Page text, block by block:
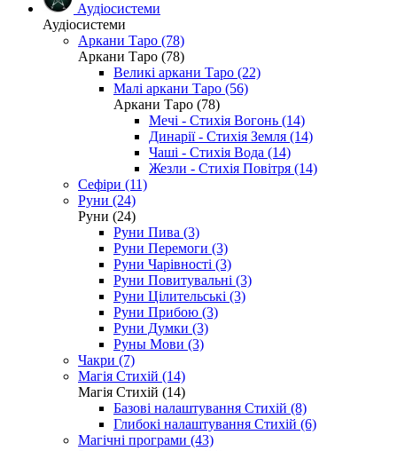
Аудіосистеми
Аудіосистеми
Аркани Таро (78)
Аркани Таро (78)
Великі аркани Таро (22)
Малі аркани Таро (56)
Аркани Таро (78)
Мечі - Стихія Вогонь (14)
Динарії - Стихія Земля (14)
Чаші - Стихія Вода (14)
Жезли - Стихія Повітря (14)
Сефіри (11)
Руни (24)
Руни (24)
Руни Пива (3)
Руни Перемоги (3)
Руни Чарівності (3)
Руни Повитувальні (3)
Руни Цілительські (3)
Руни Прибою (3)
Руни Думки (3)
Руны Мови (3)
Чакри (7)
Магія Стихій (14)
Магія Стихій (14)
Базові налаштування Стихій (8)
Глибокі налаштування Стихій (6)
Магічні програми (43)